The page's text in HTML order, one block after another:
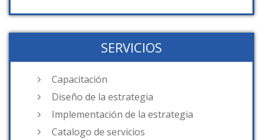
SERVICIOS
Capacitación
Diseño de la estrategia
Implementación de la estrategia
Catalogo de servicios